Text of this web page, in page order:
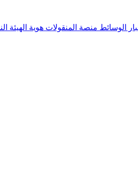
الوسائط منصة المنقولات هوية الهيئة